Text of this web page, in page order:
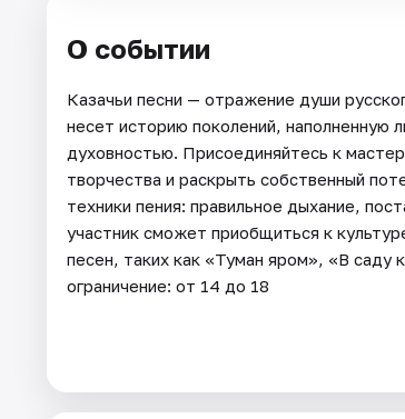
О событии
Казачьи песни — отражение души
несет историю поколений, наполненную
духовностью. Присоединяйтесь к
творчества и раскрыть собственный
техники пения: правильное дыхание,
участник сможет приобщиться к
песен, таких как «Туман яром», «В саду
ограничение: от 14 до 18